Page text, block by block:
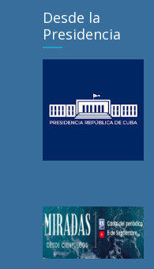
Desde la
Presidencia